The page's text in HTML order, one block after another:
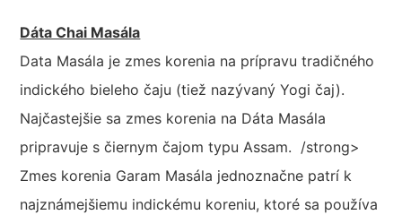
Dáta Chai Masála
Data Masála je zmes korenia na prípravu tradičného
indického bieleho čaju (tiež nazývaný Yogi čaj).
Najčastejšie sa zmes korenia na Dáta Masála
pripravuje s čiernym čajom typu Assam. /strong>
Zmes korenia Garam Masála jednoznačne patrí k
najznámejšiemu indickému koreniu, ktoré sa používa